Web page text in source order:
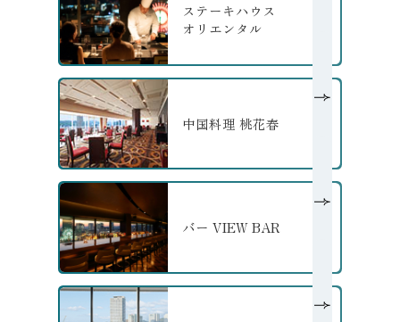
ステーキハウス
オリエンタル
の詳細へ
中国料理 桃花春
の詳細へ
バー VIEW BAR